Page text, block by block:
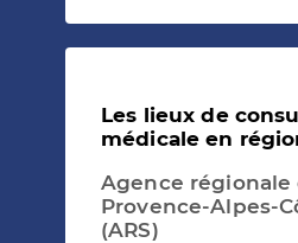
Les lieux de
médicale en
Agence régionale
Provence-Alpes-
(ARS)